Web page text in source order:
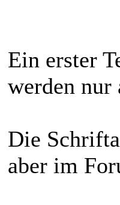
Ein erster
werden nur
Die
aber im